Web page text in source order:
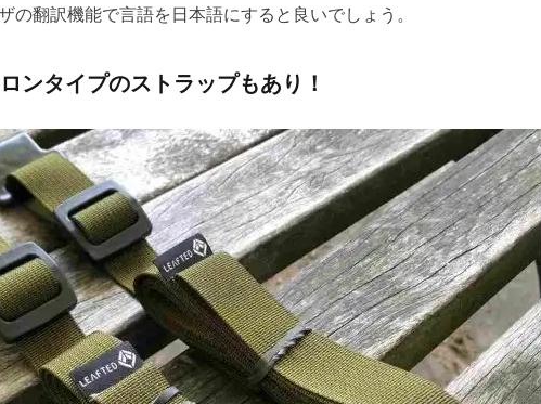
の翻訳機能で言語を日本語にすると良いでしょう。
ンタイプのストラップもあり！